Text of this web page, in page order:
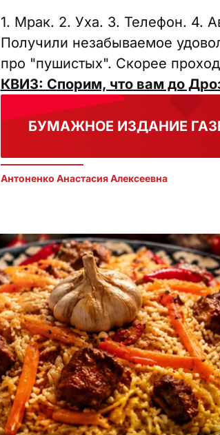
1. Мрак. 2. Уха. 3. Телефон. 4.
Получили незабываемое
про "пушистых". Скорее
КВИЗ: Спорим, что вам до
БУМАЖНОЕ ИЗДАНИЕ
Антоненко Анастасия Алексеевна